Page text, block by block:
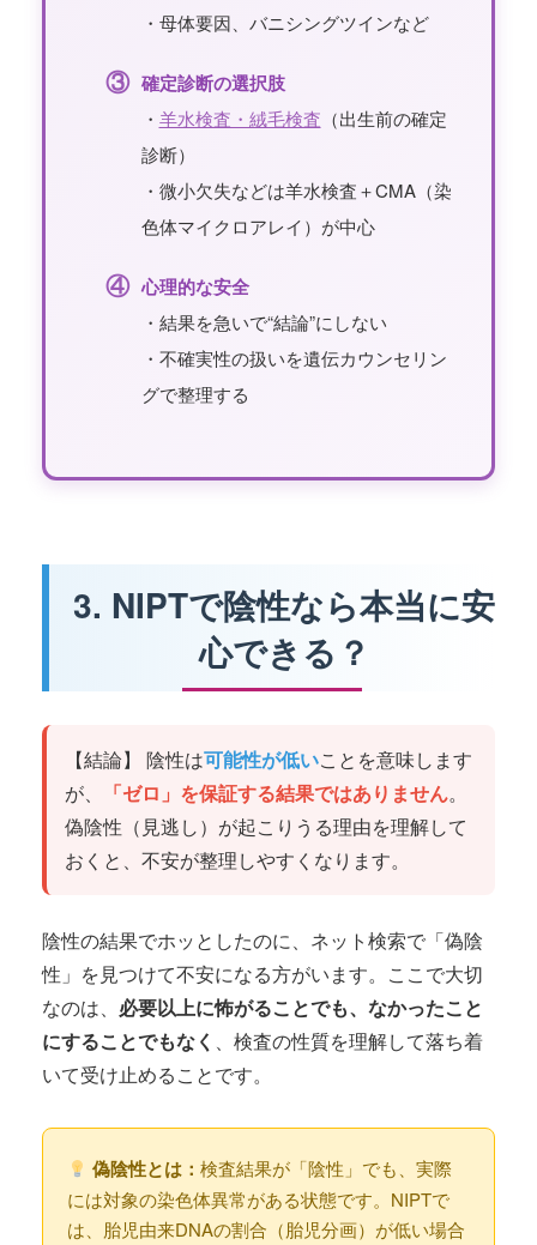
・母体要因、バニシングツインなど
③ 確定診断の選択肢
・ 羊水検査・絨毛検査 （出生前の確定
診断）
・微小欠失などは羊水検査＋CMA（染
色体マイクロアレイ）が中心
④ 心理的な安全
・結果を急いで“結論”にしない
・不確実性の扱いを遺伝カウンセリン
グで整理する
3. NIPTで陰性なら本当に安
心できる？
【結論】 陰性は可能性が低いことを意味します
が、
「ゼロ」を保証する結果ではありません。
偽陰性（見逃し）が起こりうる理由を理解して
おくと、不安が整理しやすくなります。
陰性の結果でホッとしたのに、ネット検索で「偽陰
性」を見つけて不安になる方がいます。ここで大切
なのは、 必要以上に怖がることでも、なかったこと
にすることでもなく 、検査の性質を理解して落ち着
いて受け止めることです。
偽陰性とは：検査結果が「陰性」でも、実際
には対象の染色体異常がある状態です。NIPTで
は、胎児由来DNAの割合（胎児分画）が低い場合